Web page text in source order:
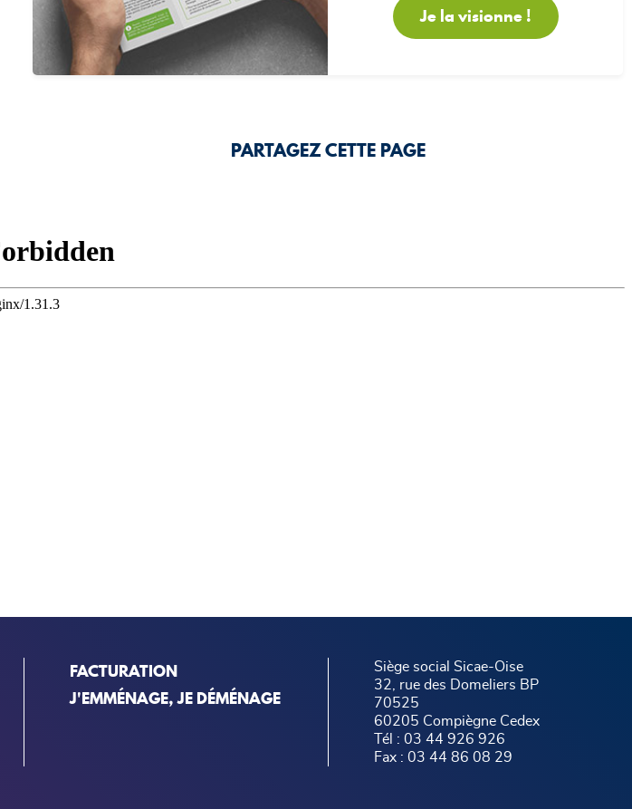
Je la visionne !
PARTAGEZ CETTE PAGE
FACTURATION
J'EMMÉNAGE, JE DÉMÉNAGE
Siège social Sicae-Oise
32, rue des Domeliers BP
70525
60205 Compiègne Cedex
Tél : 03 44 926 926
Fax : 03 44 86 08 29